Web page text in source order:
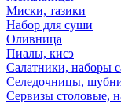
Миски, тазики
Набор для суши
Оливница
Пиалы, кисэ
Салатники, наборы
Селедочницы,
Сервизы столовые,